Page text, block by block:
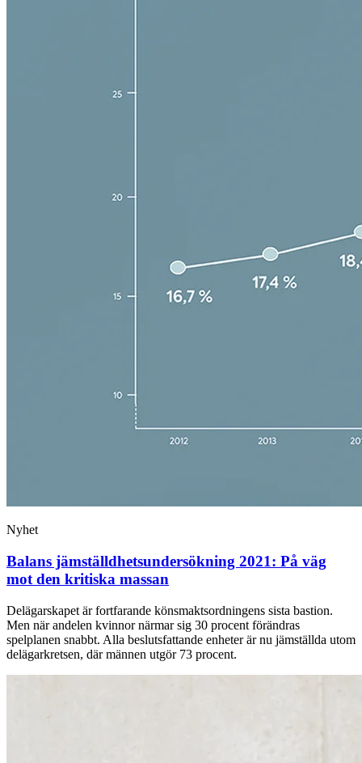
Nyhet
Balans jämställdhets­undersökning 2021: På väg
mot den kritiska massan
Delägarskapet är fortfarande könsmaktsordningens sista bastion.
Men när andelen kvinnor närmar sig 30 procent förändras
spelplanen snabbt. Alla beslutsfattande enheter är nu jämställda utom
delägarkretsen, där männen utgör 73 procent.